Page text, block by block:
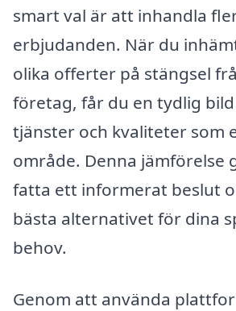
smart val är att inhandla
erbjudanden. När du
olika offerter på stängsel
företag, får du en tydlig bild
tjänster och kvaliteter som
område. Denna jämförelse
fatta ett informerat beslut
bästa alternativet för dina
behov.
Genom att använda